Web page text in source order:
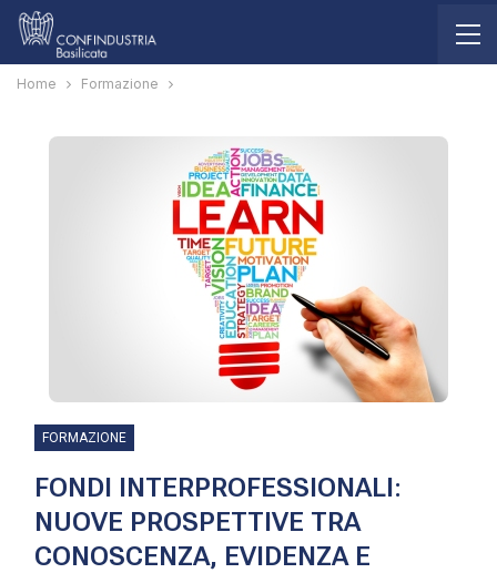
Home Formazione
FORMAZIONE
FONDI INTERPROFESSIONALI:
NUOVE PROSPETTIVE TRA
CONOSCENZA, EVIDENZA E